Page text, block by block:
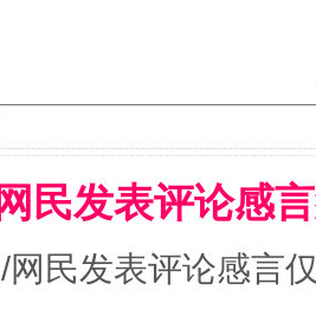
了！等你上场
民发表评论感
网民发表评论感言